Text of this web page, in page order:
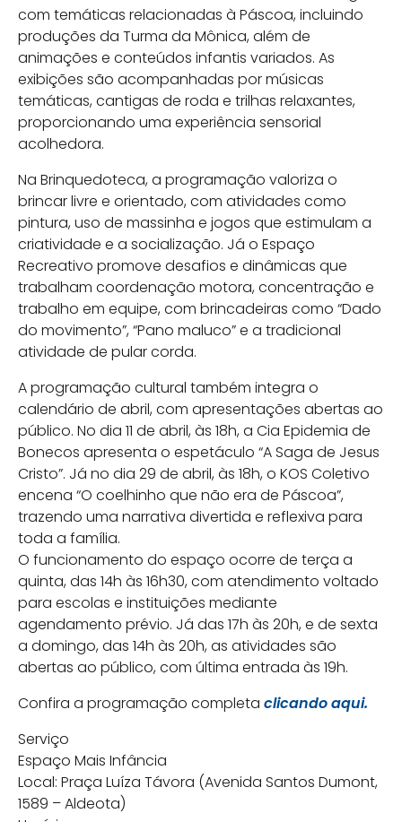
com temáticas relacionadas à Páscoa, incluindo
produções da Turma da Mônica, além de
animações e conteúdos infantis variados. As
exibições são acompanhadas por músicas
temáticas, cantigas de roda e trilhas relaxantes,
proporcionando uma experiência sensorial
acolhedora.
Na Brinquedoteca, a programação valoriza o
brincar livre e orientado, com atividades como
pintura, uso de massinha e jogos que estimulam a
criatividade e a socialização. Já o Espaço
Recreativo promove desafios e dinâmicas que
trabalham coordenação motora, concentração e
trabalho em equipe, com brincadeiras como “Dado
do movimento”, “Pano maluco” e a tradicional
atividade de pular corda.
A programação cultural também integra o
calendário de abril, com apresentações abertas ao
público. No dia 11 de abril, às 18h, a Cia Epidemia de
Bonecos apresenta o espetáculo “A Saga de Jesus
Cristo”. Já no dia 29 de abril, às 18h, o KOS Coletivo
encena “O coelhinho que não era de Páscoa”,
trazendo uma narrativa divertida e reflexiva para
toda a família.
O funcionamento do espaço ocorre de terça a
quinta, das 14h às 16h30, com atendimento voltado
para escolas e instituições mediante
agendamento prévio. Já das 17h às 20h, e de sexta
a domingo, das 14h às 20h, as atividades são
abertas ao público, com última entrada às 19h.
Confira a programação completa clicando aqui.
Serviço
Espaço Mais Infância
Local: Praça Luíza Távora (Avenida Santos Dumont,
1589 – Aldeota)